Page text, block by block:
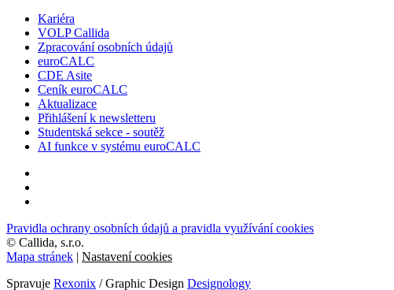
Kariéra
VOLP Callida
Zpracování osobních údajů
euroCALC
CDE Asite
Ceník euroCALC
Aktualizace
Přihlášení k newsletteru
Studentská sekce - soutěž
AI funkce v systému euroCALC
Pravidla ochrany osobních údajů a pravidla využívání cookies
© Callida, s.r.o.
Mapa stránek | Nastavení cookies
Spravuje Rexonix / Graphic Design Designology